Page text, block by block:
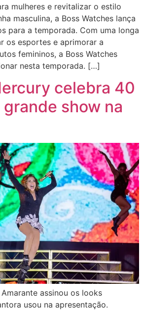
mulheres e revitalizar o estilo
masculina, a Boss Watches lança
para a temporada. Com uma longa
os esportes e aprimorar a
femininos, a Boss Watches
nesta temporada. […]
celebra 40
show na
assinou os looks
usou na apresentação.